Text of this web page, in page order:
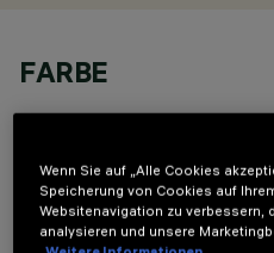
FARBE
OPTIONALE
Wenn Sie auf „Alle Cookies
Speicherung von Cookies auf
Websitenavigation zu verbessern,
analysieren und unsere